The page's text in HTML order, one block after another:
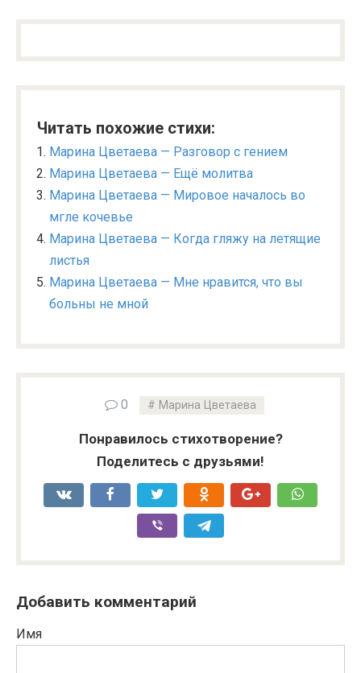
Читать похожие стихи:
Марина Цветаева — Разговор с гением
Марина Цветаева — Ещё молитва
Марина Цветаева — Мировое началось во
мгле кочевье
Марина Цветаева — Когда гляжу на летящие
листья
Марина Цветаева — Мне нравится, что вы
больны не мной
0 Марина Цветаева
Понравилось стихотворение?
Поделитесь с друзьями!
Добавить комментарий
Имя